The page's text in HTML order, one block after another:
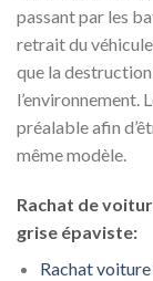
passant par les
retrait du
que la
l’environnement.
préalable afin
même modèle.
Rachat de
grise épaviste:
Rachat